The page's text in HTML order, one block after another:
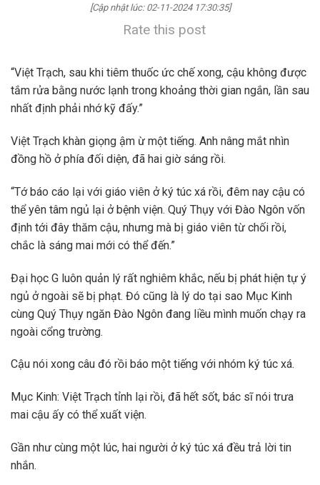
[Cập nhật lúc: 02-11-2024 17:30:35]
Rate this post
“Việt Trạch, sau khi tiêm thuốc ức chế xong, cậu không được
tắm rửa bằng nước lạnh trong khoảng thời gian ngắn, lần sau
nhất định phải nhớ kỹ đấy.”
Việt Trạch khàn giọng ậm ừ một tiếng. Anh nâng mắt nhìn
đồng hồ ở phía đối diện, đã hai giờ sáng rồi.
“Tớ báo cáo lại với giáo viên ở ký túc xá rồi, đêm nay cậu có
thể yên tâm ngủ lại ở bệnh viện. Quý Thụy với Đào Ngôn vốn
định tới đây thăm cậu, nhưng mà bị giáo viên từ chối rồi,
chắc là sáng mai mới có thể đến.”
Đại học G luôn quản lý rất nghiêm khắc, nếu bị phát hiện tự ý
ngủ ở ngoài sẽ bị phạt. Đó cũng là lý do tại sao Mục Kinh
cùng Quý Thụy ngăn Đào Ngôn đang liều mình muốn chạy ra
ngoài cổng trường.
Cậu nói xong câu đó rồi báo một tiếng với nhóm ký túc xá.
Mục Kinh: Việt Trạch tỉnh lại rồi, đã hết sốt, bác sĩ nói trưa
mai cậu ấy có thể xuất viện.
Gần như cùng một lúc, hai người ở ký túc xá đều trả lời tin
nhắn.